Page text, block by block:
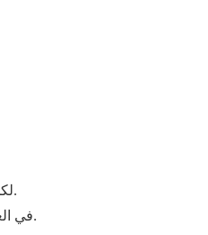
لكن العديد من الدروس الأكثر قيمة لا تظهر إلا بعد توزيع الزي الرسمي وارتدائه وتجديده وإدارته بمرور الوقت.
في العديد من أماكن العمل، تكشف الأشهر الاثني عشر الأولى عن أكثر بكثير مما يمكن أن تكشفه مرحلة الطلب.